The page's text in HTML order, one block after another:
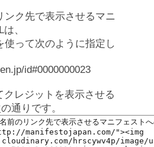
ンク先で表示させるマニ
、
使って次のように指定し
id#0000000023
クレジットを表示させる
通りです。